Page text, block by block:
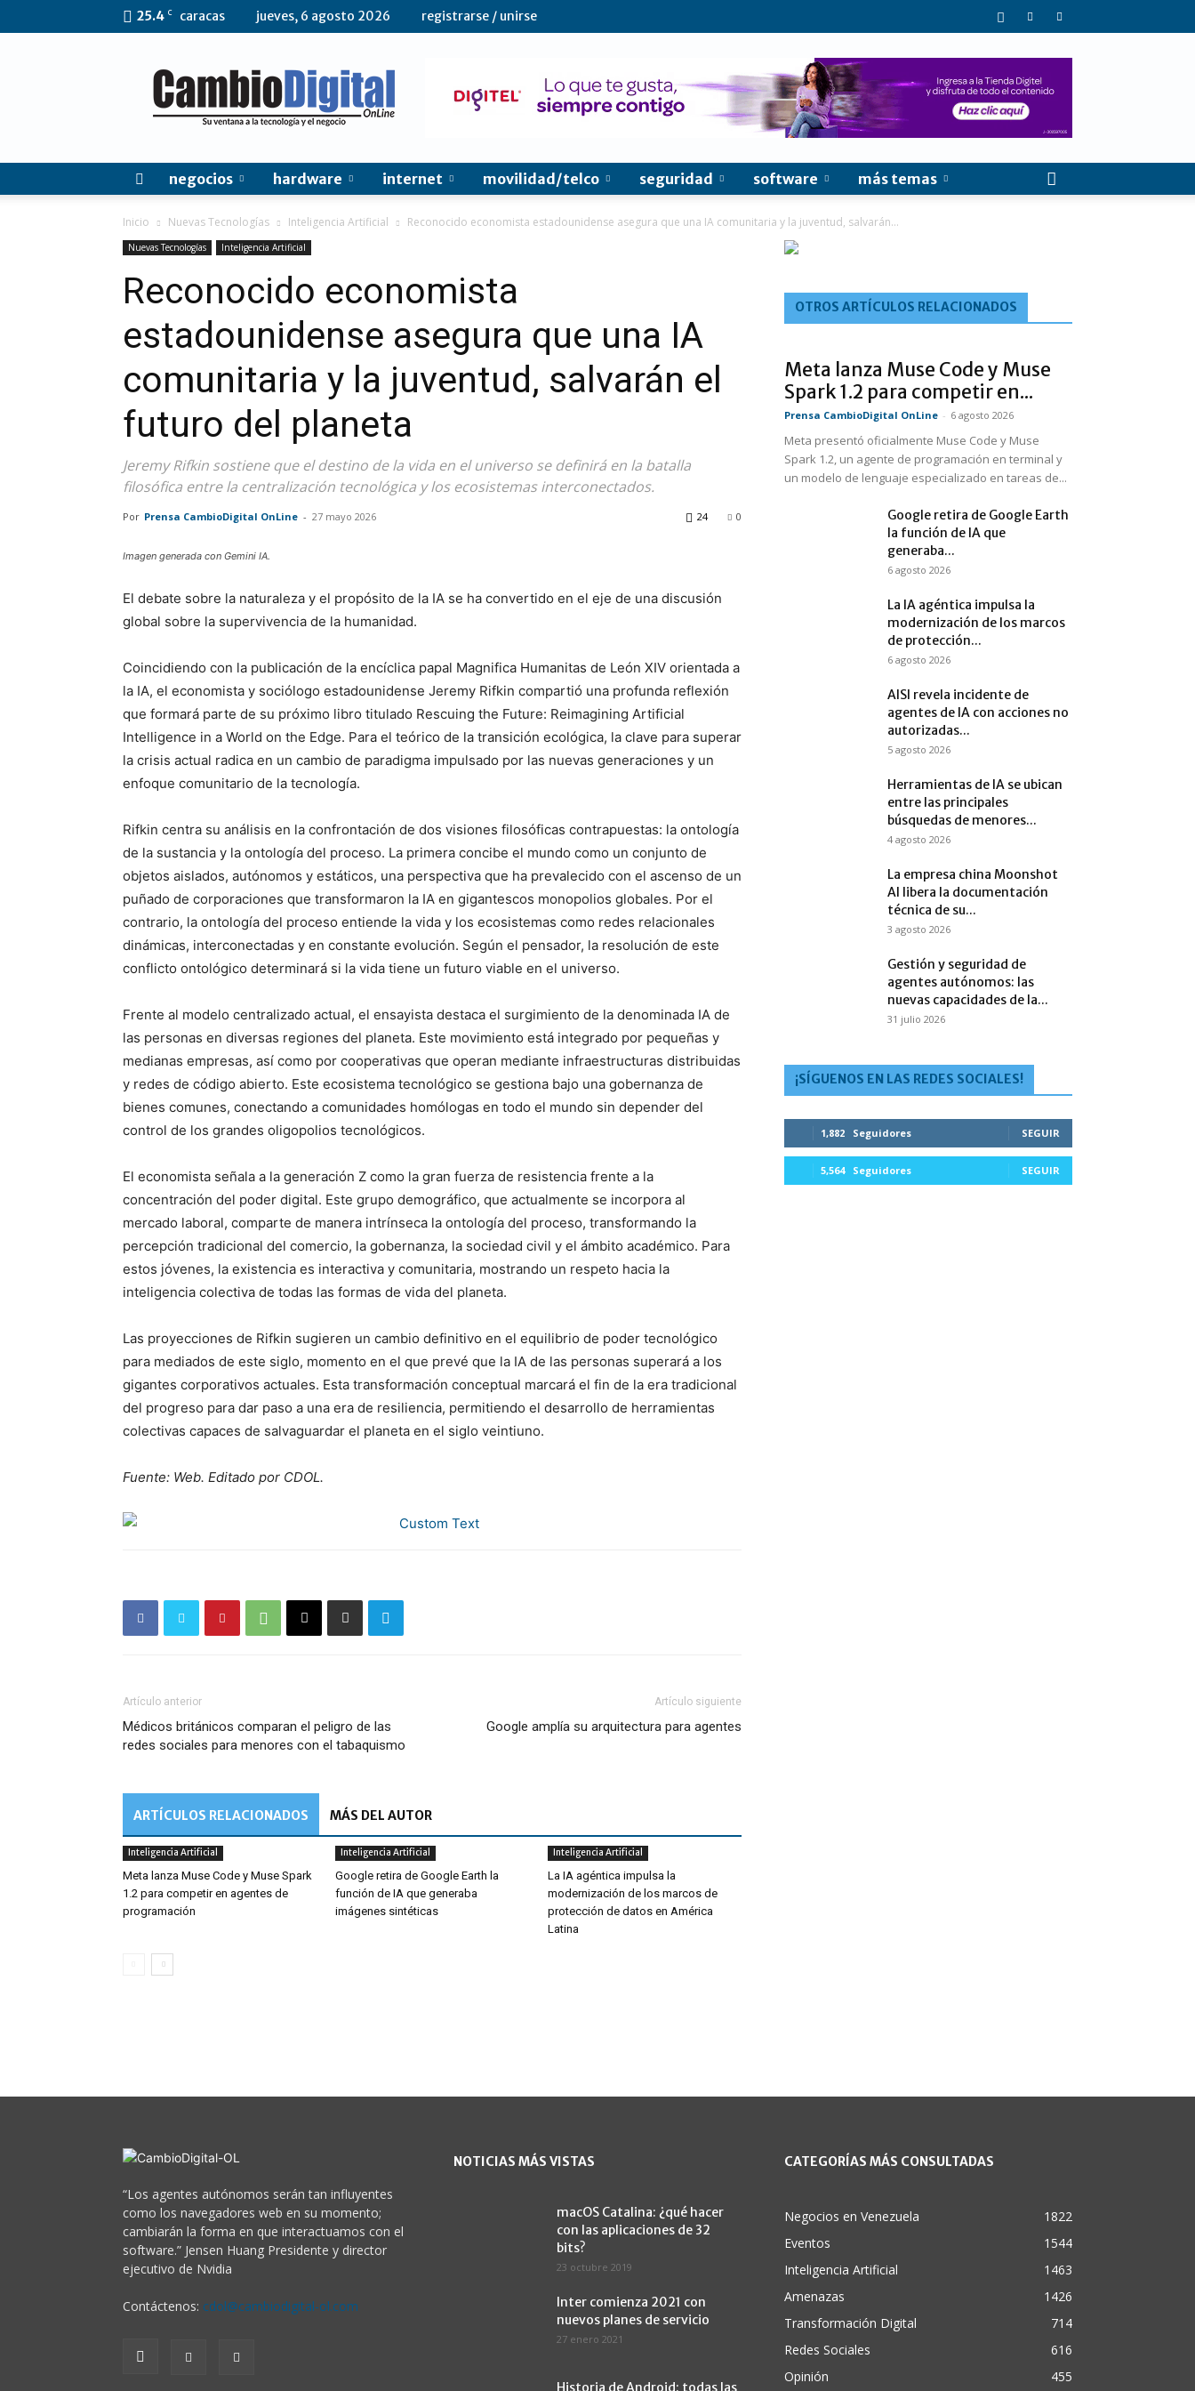
25.4 C caracas jueves, 6 agosto 2026 registrarse / unirse
CambioDigital
OnLine
negocios hardware internet movilidad/telco seguridad software más temas
Inicio Nuevas Tecnologías Inteligencia Artificial Reconocido economista estadounidense asegura que una IA comunitaria y la juventud, salvarán...
Nuevas Tecnologías Inteligencia Artificial
Reconocido economista
estadounidense asegura que una IA
comunitaria y la juventud, salvarán el
futuro del planeta
Jeremy Rifkin sostiene que el destino de la vida en el universo se definirá en la batalla
filosófica entre la centralización tecnológica y los ecosistemas interconectados.
Por Prensa CambioDigital OnLine - 27 mayo 2026 0
24
Imagen generada con Gemini IA.
El debate sobre la naturaleza y el propósito de la IA se ha convertido en el eje de una discusión
global sobre la supervivencia de la humanidad.
Coincidiendo con la publicación de la encíclica papal Magnifica Humanitas de León XIV orientada a
la IA, el economista y sociólogo estadounidense Jeremy Rifkin compartió una profunda reflexión
que formará parte de su próximo libro titulado Rescuing the Future: Reimagining Artificial
Intelligence in a World on the Edge. Para el teórico de la transición ecológica, la clave para superar
la crisis actual radica en un cambio de paradigma impulsado por las nuevas generaciones y un
enfoque comunitario de la tecnología.
Rifkin centra su análisis en la confrontación de dos visiones filosóficas contrapuestas: la ontología
de la sustancia y la ontología del proceso. La primera concibe el mundo como un conjunto de
objetos aislados, autónomos y estáticos, una perspectiva que ha prevalecido con el ascenso de un
puñado de corporaciones que transformaron la IA en gigantescos monopolios globales. Por el
contrario, la ontología del proceso entiende la vida y los ecosistemas como redes relacionales
dinámicas, interconectadas y en constante evolución. Según el pensador, la resolución de este
conflicto ontológico determinará si la vida tiene un futuro viable en el universo.
Frente al modelo centralizado actual, el ensayista destaca el surgimiento de la denominada IA de
las personas en diversas regiones del planeta. Este movimiento está integrado por pequeñas y
medianas empresas, así como por cooperativas que operan mediante infraestructuras distribuidas
y redes de código abierto. Este ecosistema tecnológico se gestiona bajo una gobernanza de
bienes comunes, conectando a comunidades homólogas en todo el mundo sin depender del
control de los grandes oligopolios tecnológicos.
El economista señala a la generación Z como la gran fuerza de resistencia frente a la
concentración del poder digital. Este grupo demográfico, que actualmente se incorpora al
mercado laboral, comparte de manera intrínseca la ontología del proceso, transformando la
percepción tradicional del comercio, la gobernanza, la sociedad civil y el ámbito académico. Para
estos jóvenes, la existencia es interactiva y comunitaria, mostrando un respeto hacia la
inteligencia colectiva de todas las formas de vida del planeta.
Las proyecciones de Rifkin sugieren un cambio definitivo en el equilibrio de poder tecnológico
para mediados de este siglo, momento en el que prevé que la IA de las personas superará a los
gigantes corporativos actuales. Esta transformación conceptual marcará el fin de la era tradicional
del progreso para dar paso a una era de resiliencia, permitiendo el desarrollo de herramientas
colectivas capaces de salvaguardar el planeta en el siglo veintiuno.
Fuente: Web. Editado por CDOL.
Artículo anterior
Médicos británicos comparan el peligro de las
redes sociales para menores con el tabaquismo
Artículo siguiente
Google amplía su arquitectura para agentes
ARTÍCULOS RELACIONADOS MÁS DEL AUTOR
Inteligencia Artificial
Meta lanza Muse Code y Muse Spark
1.2 para competir en agentes de
programación
Inteligencia Artificial
Google retira de Google Earth la
función de IA que generaba
imágenes sintéticas
Inteligencia Artificial
La IA agéntica impulsa la
modernización de los marcos de
protección de datos en América
Latina
OTROS ARTÍCULOS RELACIONADOS
Meta lanza Muse Code y Muse
Spark 1.2 para competir en...
Prensa CambioDigital OnLine - 6 agosto 2026
Meta presentó oficialmente Muse Code y Muse
Spark 1.2, un agente de programación en terminal y
un modelo de lenguaje especializado en tareas de...
Google retira de Google Earth
la función de IA que
generaba...
6 agosto 2026
La IA agéntica impulsa la
modernización de los marcos
de protección...
6 agosto 2026
AISI revela incidente de
agentes de IA con acciones no
autorizadas...
5 agosto 2026
Herramientas de IA se ubican
entre las principales
búsquedas de menores...
4 agosto 2026
La empresa china Moonshot
AI libera la documentación
técnica de su...
3 agosto 2026
Gestión y seguridad de
agentes autónomos: las
nuevas capacidades de la...
31 julio 2026
¡SÍGUENOS EN LAS REDES SOCIALES!
1,882 Seguidores SEGUIR
5,564 Seguidores SEGUIR
“Los agentes autónomos serán tan influyentes
como los navegadores web en su momento;
cambiarán la forma en que interactuamos con el
software.” Jensen Huang Presidente y director
ejecutivo de Nvidia
Contáctenos: cdol@cambiodigital-ol.com
NOTICIAS MÁS VISTAS
macOS Catalina: ¿qué hacer
con las aplicaciones de 32
bits?
23 octubre 2019
Inter comienza 2021 con
nuevos planes de servicio
27 enero 2021
Historia de Android: todas las
CATEGORÍAS MÁS CONSULTADAS
Negocios en Venezuela
1822
Eventos
1544
Inteligencia Artificial
1463
Amenazas
1426
Transformación Digital
714
Redes Sociales
616
Opinión
455